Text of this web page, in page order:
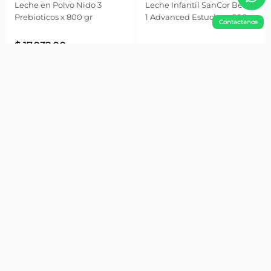
Contactanos
Leche en Polvo Nido 3
Prebioticos x 800 gr
$ 17.032 00
Leche Infantil SanCor Bebe
1 Advanced Estuche x 800